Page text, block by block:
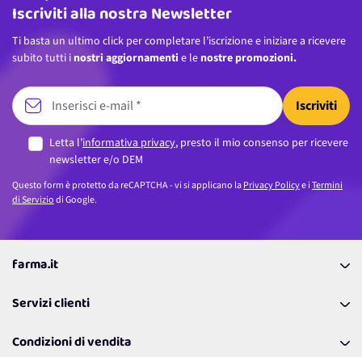
Iscriviti alla nostra Newsletter
Ti basta un ultimo click per completare l’iscrizione e iniziare a ricevere
subito tutti i nostri aggiornamenti e le nostre promozioni.
Iscriviti
Letta l’informativa privacy, presto il mio consenso per ricevere
newsletter e/o DEM
Questo form è protetto da reCAPTCHA - vi si applicano laPrivacy Policye iTermini
di Serviziodi Google.
farma.it
Coupon
Lavora con noi
Servizi clienti
Richiamami
Condizioni di vendita